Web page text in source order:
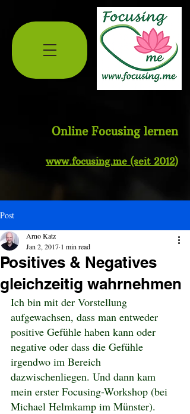
Online Focusing lernen
www.focusing.me (seit 2012)
Post
Positives & Negatives
gleichzeitig wahrnehmen
Arno Katz
Jan 2, 2017 1 min read
Ich bin mit der Vorstellung
aufgewachsen, dass man entweder
positive Gefühle haben kann oder
negative oder dass die Gefühle
irgendwo im Bereich
dazwischenliegen. Und dann kam
mein erster Focusing-Workshop (bei
Michael Helmkamp im Münster).